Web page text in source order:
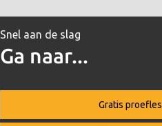
Snel aan de slag
Ga naar...
Gratis proefles